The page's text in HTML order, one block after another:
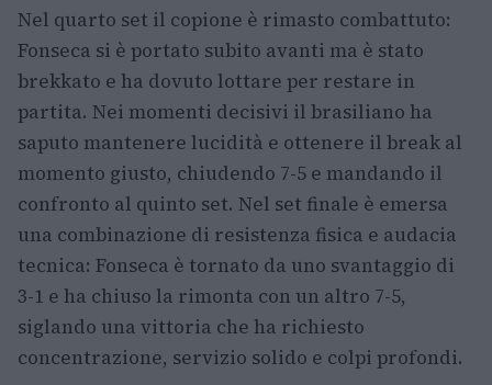
Nel quarto set il copione è rimasto combattuto:
Fonseca si è portato subito avanti ma è stato
brekkato e ha dovuto lottare per restare in
partita. Nei momenti decisivi il brasiliano ha
saputo mantenere lucidità e ottenere il break al
momento giusto, chiudendo 7-5 e mandando il
confronto al quinto set. Nel set finale è emersa
una combinazione di resistenza fisica e audacia
tecnica: Fonseca è tornato da uno svantaggio di
3-1 e ha chiuso la rimonta con un altro 7-5,
siglando una vittoria che ha richiesto
concentrazione, servizio solido e colpi profondi.